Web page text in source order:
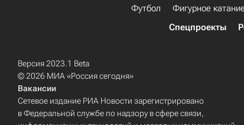
Футбол Фигурное
Спецпроекты
Версия 2023.1 Beta
© 2026 МИА «Россия сегодня»
Вакансии
Сетевое издание РИА Новости зарегистрировано
в Федеральной службе по надзору в сфере связи,